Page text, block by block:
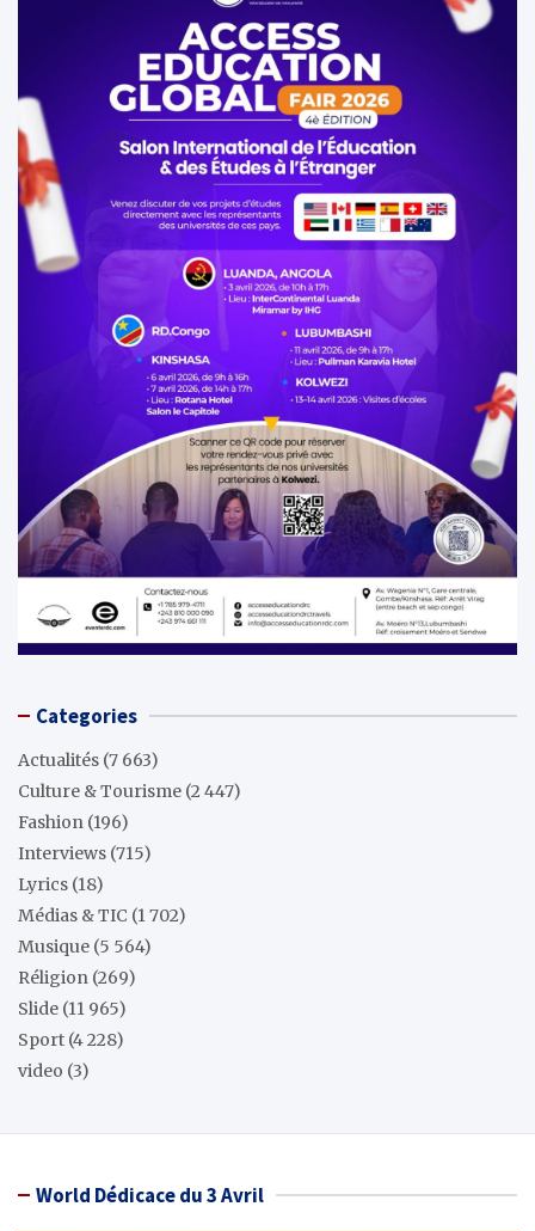
Categories
Actualités (7 663)
Culture & Tourisme (2 447)
Fashion (196)
Interviews (715)
Lyrics (18)
Médias & TIC (1 702)
Musique (5 564)
Réligion (269)
Slide (11 965)
Sport (4 228)
video (3)
World Dédicace du 3 Avril